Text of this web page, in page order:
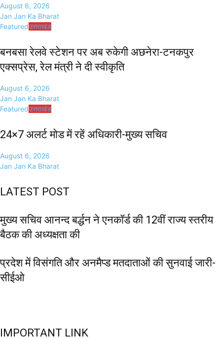
August 6, 2026
Jan Jan Ka Bharat
Featuredउत्तराखंड
बनबसा रेलवे स्टेशन पर अब रुकेगी अछनेरा-टनकपुर
एक्सप्रेस, रेल मंत्री ने दी स्वीकृति
August 6, 2026
Jan Jan Ka Bharat
Featuredउत्तराखंड
24×7 अलर्ट मोड में रहें अधिकारी-मुख्य सचिव
August 6, 2026
Jan Jan Ka Bharat
LATEST POST
मुख्य सचिव आनन्द बर्द्धन ने एनकॉर्ड की 12वीं राज्य स्तरीय
बैठक की अध्यक्षता की
प्रदेश में विसंगति और अनमैप्ड मतदाताओं की सुनवाई जारी-
सीईओ
IMPORTANT LINK